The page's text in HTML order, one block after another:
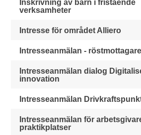
Inskrivning av barn i fristående
verksamheter
Intresse för området Alliero
Intresseanmälan - röstmottagare
Intresseanmälan dialog
innovation
Intresseanmälan
Intresseanmälan för
praktikplatser